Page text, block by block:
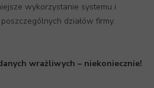
wykorzystanie systemu i
działów firmy.
wrażliwych – niekoniecznie!